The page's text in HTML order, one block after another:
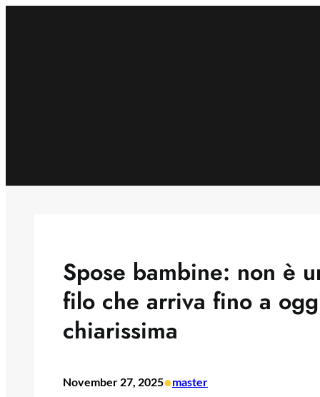
Spose bambine: non è
filo che arriva fino a
chiarissima
November 27, 2025•master